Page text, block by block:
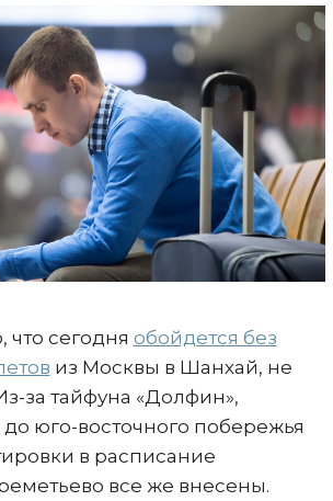
сегодня обойдется без
из Москвы в Шанхай, не
за тайфуна «Долфин»,
юго-восточного побережья
в расписание
все же внесены.